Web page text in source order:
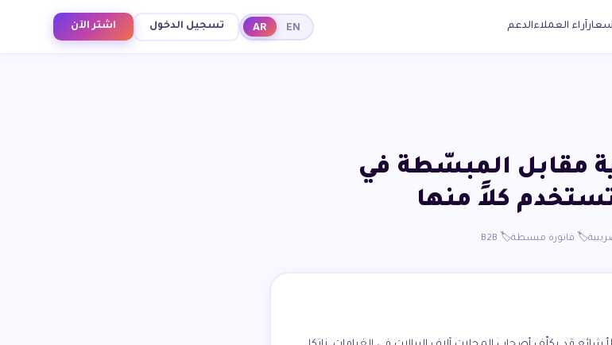
آراء العملاءالدعم EN
AR تسجيل الدخول اشتر الآن
مقابل المبسّطة في
كلاً منها
🏷️ فاتورة مبسطة🏷️ B2B